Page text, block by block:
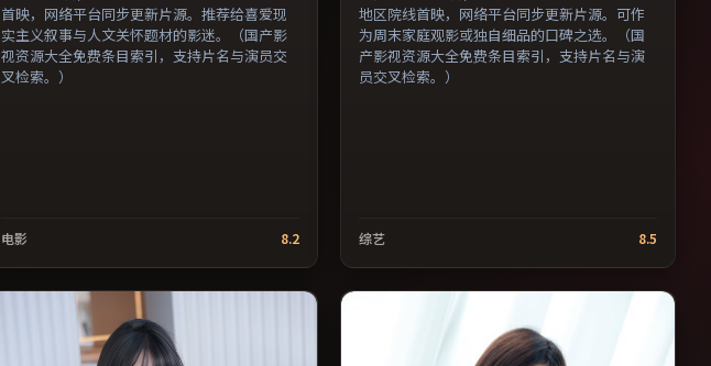
首映，网络平台同步更新片源。推荐给喜爱现
实主义叙事与人文关怀题材的影迷。（国产影
视资源大全免费条目索引，支持片名与演员交
叉检索。）
电影 8.2
地区院线首映，网络平台同步更新片源。可作
为周末家庭观影或独自细品的口碑之选。（国
产影视资源大全免费条目索引，支持片名与演
员交叉检索。）
综艺 8.5